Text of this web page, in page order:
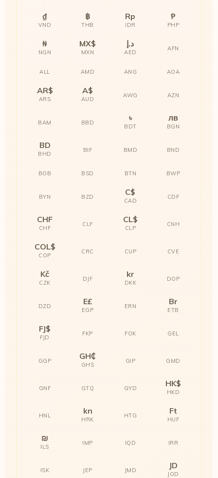
₫
VND
฿
THB
Rp
IDR
₱
PHP
₦
NGN
MX$
MXN
د.إ
AED
AFN
ALL AMD ANG AOA
AR$
ARS
A$
AUD
AWG AZN
BAM BBD ৳
BDT
лв
BGN
BD
BHD
BIF BMD BND
BOB BSD BTN BWP
BYN BZD C$
CAD
CDF
CHF
CHF
CLF CL$
CLP
CNH
COL$
COP
CRC CUP CVE
Kč
CZK
DJF kr
DKK
DOP
DZD E£
EGP
ERN Br
ETB
FJ$
FJD
FKP FOK GEL
GGP GH₵
GHS
GIP GMD
GNF GTQ GYD HK$
HKD
HNL kn
HRK
HTG Ft
HUF
₪
ILS
IMP IQD IRR
ISK JEP JMD JD
JOD